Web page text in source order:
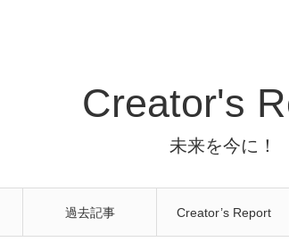
Creator's
未来を今に！
過去記事 Creator’s Report